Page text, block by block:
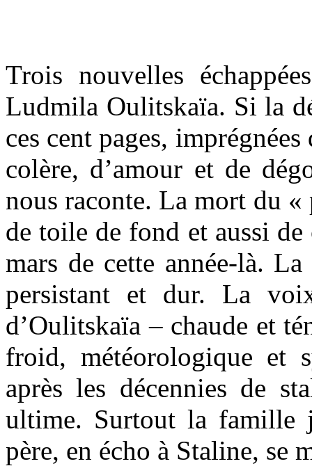
Trois nouvelles
Ludmila Oulitskaïa. Si la
ces cent pages,
colère, d’amour et de
nous raconte. La mort du «
de toile de fond et aussi
mars de cette année-là.
persistant et dur. La
d’Oulitskaïa – chaude et
froid, météorologique et
après les décennies de
ultime. Surtout la famille
père, en écho à Staline, se